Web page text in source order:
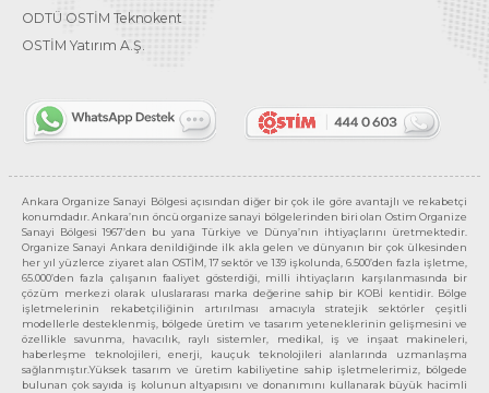
ODTÜ OSTİM Teknokent
OSTİM Yatırım A.Ş.
Ankara Organize Sanayi Bölgesi açısından diğer bir çok ile göre avantajlı ve rekabetçi
konumdadır. Ankara’nın öncü organize sanayi bölgelerinden biri olan Ostim Organize
Sanayi Bölgesi 1967’den bu yana Türkiye ve Dünya’nın ihtiyaçlarını üretmektedir.
Organize Sanayi Ankara denildiğinde ilk akla gelen ve dünyanın bir çok ülkesinden
her yıl yüzlerce ziyaret alan OSTİM, 17 sektör ve 139 işkolunda, 6.500’den fazla işletme,
65.000’den fazla çalışanın faaliyet gösterdiği, milli ihtiyaçların karşılanmasında bir
çözüm merkezi olarak uluslararası marka değerine sahip bir KOBİ kentidir. Bölge
işletmelerinin rekabetçiliğinin artırılması amacıyla stratejik sektörler çeşitli
modellerle desteklenmiş, bölgede üretim ve tasarım yeteneklerinin gelişmesini ve
özellikle savunma, havacılık, raylı sistemler, medikal, iş ve inşaat makineleri,
haberleşme teknolojileri, enerji, kauçuk teknolojileri alanlarında uzmanlaşma
sağlanmıştır.Yüksek tasarım ve üretim kabiliyetine sahip işletmelerimiz, bölgede
bulunan çok sayıda iş kolunun altyapısını ve donanımını kullanarak büyük hacimli